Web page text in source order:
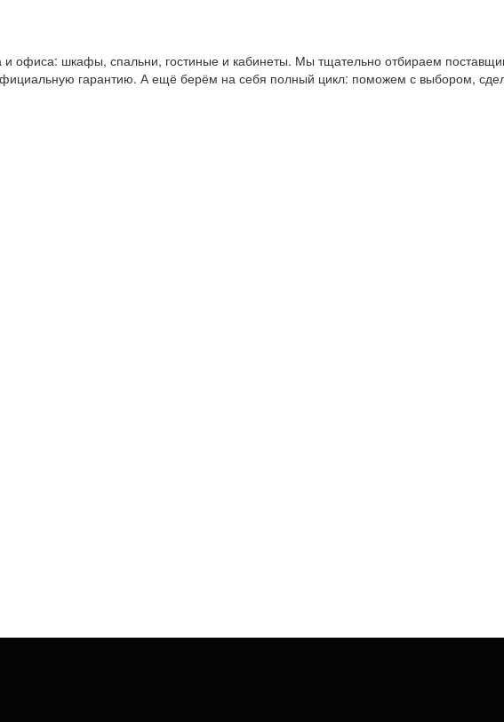
шкафы, спальни, гостиные и кабинеты. Мы тщательно отбираем
гарантию. А ещё берём на себя полный цикл: поможем с выбором,